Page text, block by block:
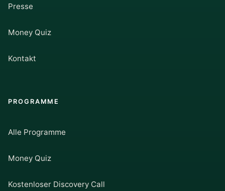
Presse
Money Quiz
Kontakt
PROGRAMME
Alle Programme
Money Quiz
Kostenloser Discovery Call